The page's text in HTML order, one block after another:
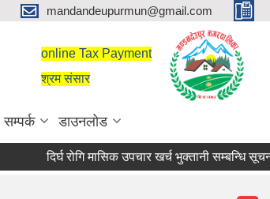
mandandeupurmun@gmail.com
online Tax Payment
श्रम संसार
सम्पर्क डाउनलोड
दिर्घ रोगि मासिक उपचार खर्च भुक्तानी सम्बन्धि सूचना।